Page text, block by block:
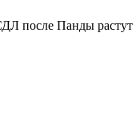
после Панды растут